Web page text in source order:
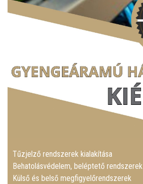
Tűzjelző rendszerek kialakítása
Behatolásvédelem, beléptető rendszerek
Külső és belső megfigyelőrendszerek